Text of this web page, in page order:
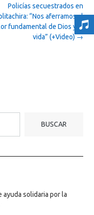
Policías secuestrados en
“Nos aferramos al
fundamental de Dios y la
vida” (+Video)→
BUSCAR
ayuda solidaria por la